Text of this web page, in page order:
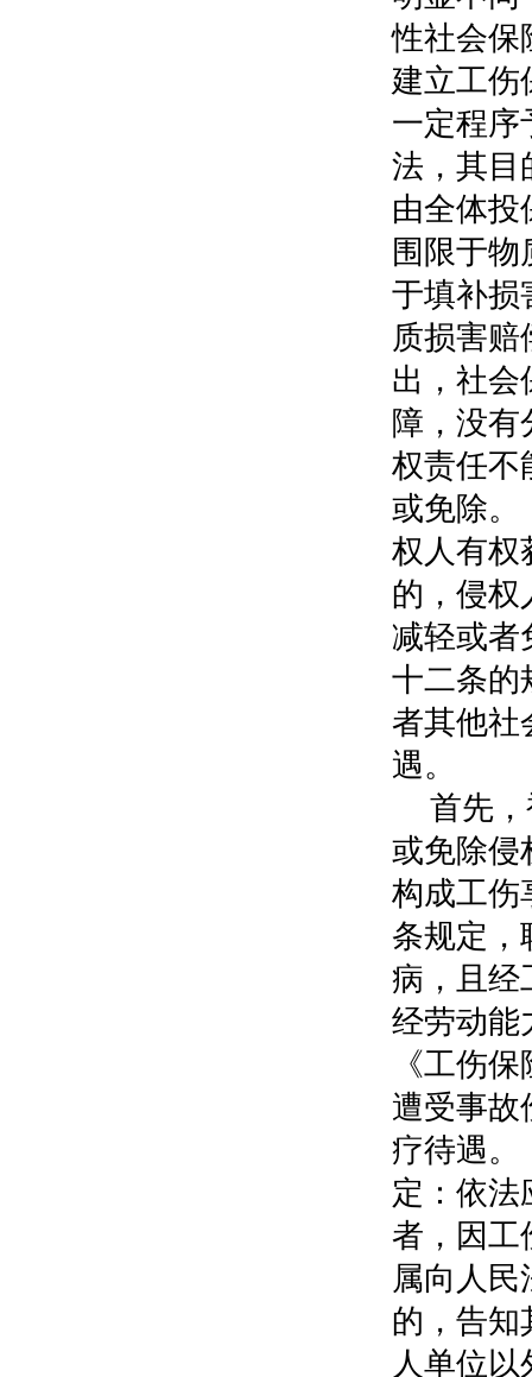
性社会保
建立工伤
一定程序
法，其目
由全体投
围限于
于填补损
质损害
出，社会
障，没
权责任不
或免除。
权人有权
的，侵权
减轻或者
十二条的
者其他社
遇。
首先
或免除侵
构成工伤
条规定，
病，且经
经劳动能
《工伤
遭受事故
疗待遇。
定：依法
者，因工
属向人
的，告知
人单位